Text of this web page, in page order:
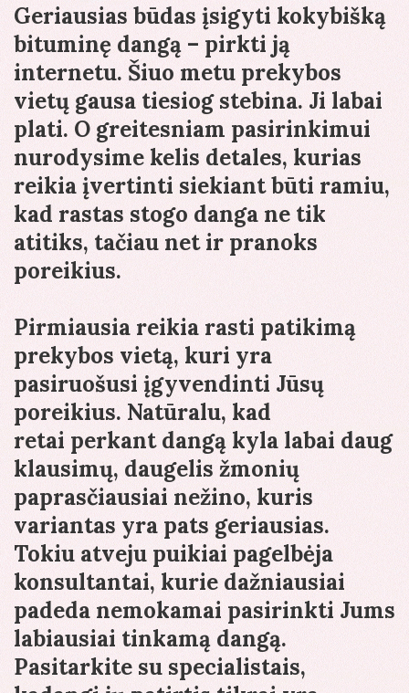
Geriausias būdas įsigyti kokybišką
bituminę dangą – pirkti ją
internetu. Šiuo metu prekybos
vietų gausa tiesiog stebina. Ji labai
plati. O greitesniam pasirinkimui
nurodysime kelis detales, kurias
reikia įvertinti siekiant būti ramiu,
kad rastas stogo danga ne tik
atitiks, tačiau net ir pranoks
poreikius.
Pirmiausia reikia rasti patikimą
prekybos vietą, kuri yra
pasiruošusi įgyvendinti Jūsų
poreikius. Natūralu, kad
retai perkant dangą kyla labai daug
klausimų, daugelis žmonių
paprasčiausiai nežino, kuris
variantas yra pats geriausias.
Tokiu atveju puikiai pagelbėja
konsultantai, kurie dažniausiai
padeda nemokamai pasirinkti Jums
labiausiai tinkamą dangą.
Pasitarkite su specialistais,